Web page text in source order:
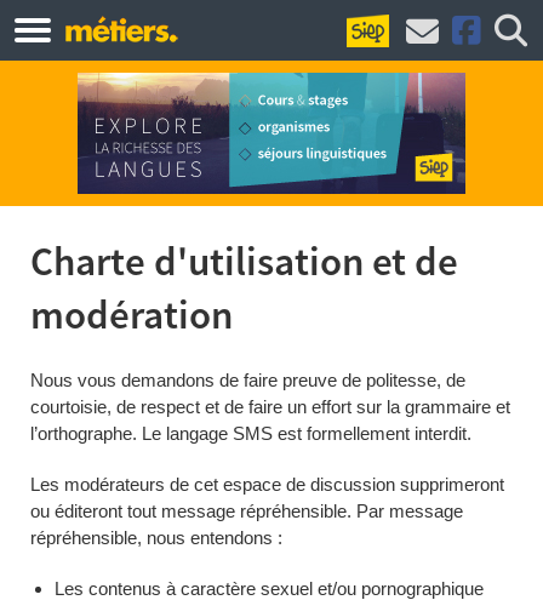
Charte d'utilisation et de
modération
Nous vous demandons de faire preuve de politesse, de
courtoisie, de respect et de faire un effort sur la grammaire et
l’orthographe. Le langage SMS est formellement interdit.
Les modérateurs de cet espace de discussion supprimeront
ou éditeront tout message répréhensible. Par message
répréhensible, nous entendons :
Les contenus à caractère sexuel et/ou pornographique